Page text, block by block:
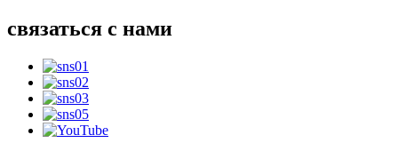
связаться с нами